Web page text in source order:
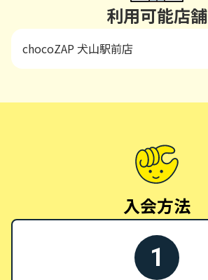
利用可能店舗
chocoZAP 犬山駅前店
入会方法
1